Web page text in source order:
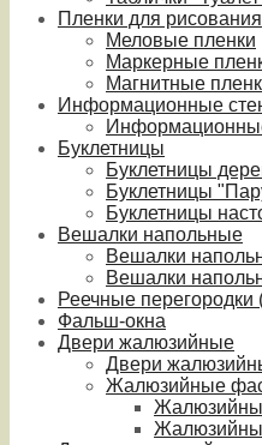
Пленки для рисования
Меловые пленки
Маркерные
Магнитные
Информационные
Буклетницы
Буклетницы
Буклетницы
Буклетницы
Вешалки напольные
Вешалки
Вешалки
Реечные
Фальш-окна
Двери жалюзийные
Двери
Жалюзийные